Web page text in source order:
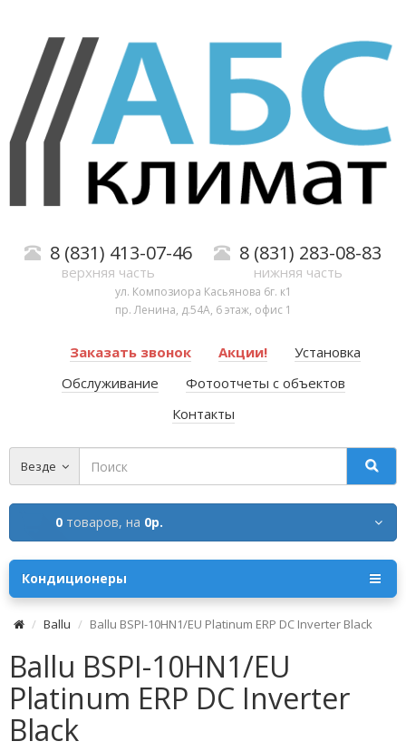
8 (831) 413-07-46
верхняя часть
8 (831) 283-08-83
нижняя часть
ул. Композиора Касьянова 6г. к1
пр. Ленина, д.54А, 6 этаж, офис 1
Заказать звонок Акции!
Установка
Обслуживание
Фотоотчеты с объектов
Контакты
Везде
0 товаров, на 0р.
Кондиционеры
Ballu Ballu BSPI-10HN1/EU Platinum ERP DC Inverter Black
Ballu BSPI-10HN1/EU
Platinum ERP DC Inverter
Black